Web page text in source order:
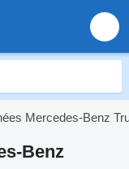
Mercedes-Benz
Benz